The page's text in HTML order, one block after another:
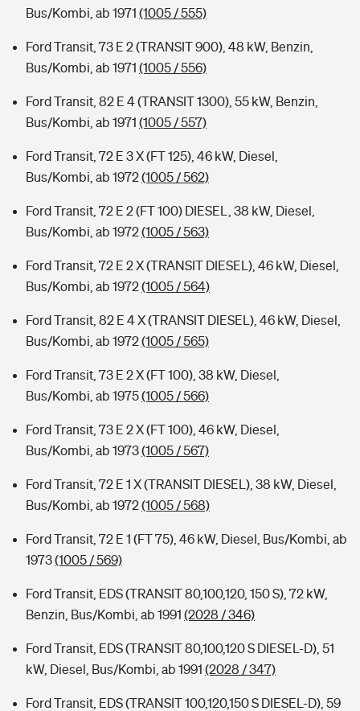
Bus/Kombi, ab 1971 (1005 / 555)
Ford Transit, 73 E 2 (TRANSIT 900), 48 kW, Benzin,
Bus/Kombi, ab 1971 (1005 / 556)
Ford Transit, 82 E 4 (TRANSIT 1300), 55 kW, Benzin,
Bus/Kombi, ab 1971 (1005 / 557)
Ford Transit, 72 E 3 X (FT 125), 46 kW, Diesel,
Bus/Kombi, ab 1972(1005 / 562)
Ford Transit, 72 E 2 (FT 100) DIESEL, 38 kW, Diesel,
Bus/Kombi, ab 1972(1005 / 563)
Ford Transit, 72 E 2 X (TRANSIT DIESEL), 46 kW, Diesel,
Bus/Kombi, ab 1972(1005 / 564)
Ford Transit, 82 E 4 X (TRANSIT DIESEL), 46 kW, Diesel,
Bus/Kombi, ab 1972(1005 / 565)
Ford Transit, 73 E 2 X (FT 100), 38 kW, Diesel,
Bus/Kombi, ab 1975(1005 / 566)
Ford Transit, 73 E 2 X (FT 100), 46 kW, Diesel,
Bus/Kombi, ab 1973(1005 / 567)
Ford Transit, 72 E 1 X (TRANSIT DIESEL), 38 kW, Diesel,
Bus/Kombi, ab 1972(1005 / 568)
Ford Transit, 72 E 1 (FT 75), 46 kW, Diesel, Bus/Kombi, ab
1973(1005 / 569)
Ford Transit, EDS (TRANSIT 80,100,120, 150 S), 72 kW,
Benzin, Bus/Kombi, ab 1991 (2028 / 346)
Ford Transit, EDS (TRANSIT 80,100,120 S DIESEL-D), 51
kW, Diesel, Bus/Kombi, ab 1991 (2028 / 347)
Ford Transit, EDS (TRANSIT 100,120,150 S DIESEL-D), 59